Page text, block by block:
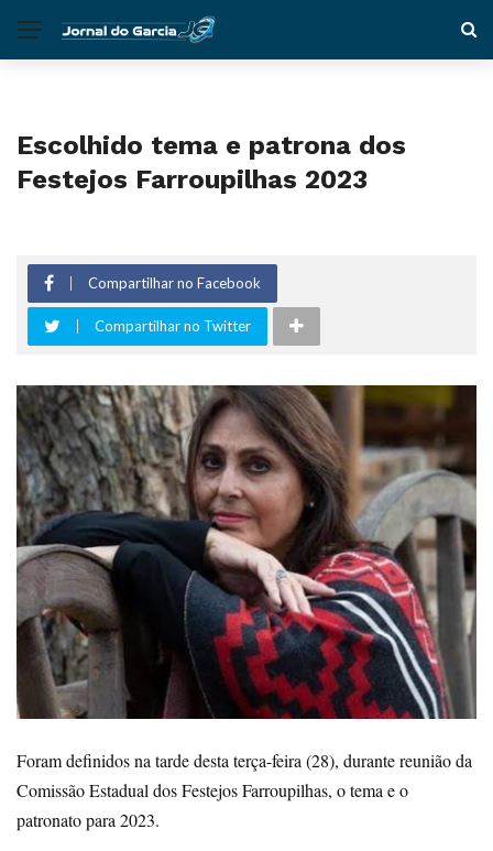
Escolhido tema e patrona dos
Festejos Farroupilhas 2023
Compartilhar no Facebook
Compartilhar no Twitter
Foram definidos na tarde desta terça-feira (28), durante reunião da
Comissão Estadual dos Festejos Farroupilhas, o tema e o
patronato para 2023.